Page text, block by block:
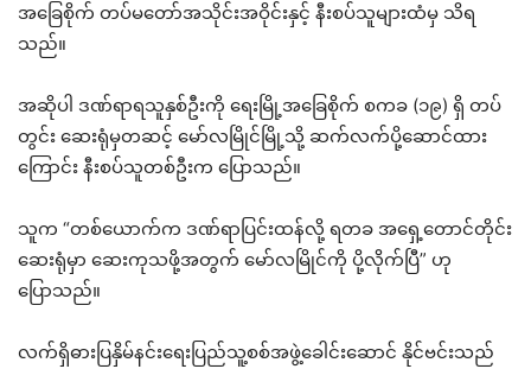
အခြေစိုက် တပ်မတော်အသိုင်းအဝိုင်းနှင့် နီးစပ်သူများထံမှ သိရ
သည်။
အဆိုပါ ဒဏ်ရာရသူနှစ်ဦးကို ရေးမြို့အခြေစိုက် စကခ (၁၉) ရှိ တပ်
တွင်း ဆေးရုံမှတဆင့် မော်လမြိုင်မြို့သို့ ဆက်လက်ပို့ဆောင်ထား
ကြောင်း နီးစပ်သူတစ်ဦးက ပြောသည်။
သူက “တစ်ယောက်က ဒဏ်ရာပြင်းထန်လို့ ရတခ အရှေ့တောင်တိုင်း
ဆေးရုံမှာ ဆေးကုသဖို့အတွက် မော်လမြိုင်ကို ပို့လိုက်ပြီ” ဟု
ပြောသည်။
လက်ရှိဓားပြနှိမ်နင်းရေးပြည်သူ့စစ်အဖွဲ့ခေါင်းဆောင် နိုင်ဗင်းသည်